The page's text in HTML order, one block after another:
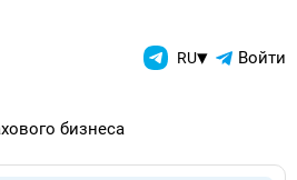
— RU▾ Войти
бизнеса